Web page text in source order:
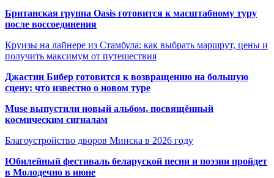
Британская группа Oasis готовится к масштабному туру
после воссоединения
Круизы на лайнере из Стамбула: как выбрать маршрут, цены и
получить максимум от путешествия
Джастин Бибер готовится к возвращению на большую
сцену: что известно о новом туре
Muse выпустили новый альбом, посвящённый
космическим сигналам
Благоустройство дворов Минска в 2026 году
Юбилейный фестиваль беларуской песни и поэзии пройдет
в Молодечно в июне